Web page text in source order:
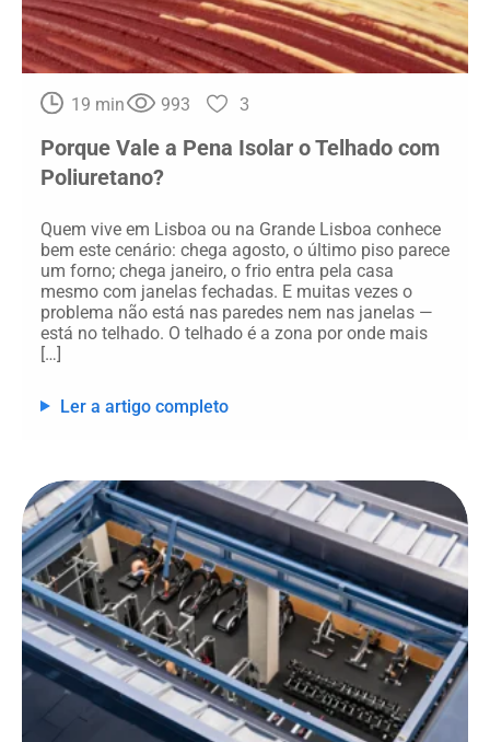
19 min 993 3
Porque Vale a Pena Isolar o Telhado com
Poliuretano?
Quem vive em Lisboa ou na Grande Lisboa conhece
bem este cenário: chega agosto, o último piso parece
um forno; chega janeiro, o frio entra pela casa
mesmo com janelas fechadas. E muitas vezes o
problema não está nas paredes nem nas janelas —
está no telhado. O telhado é a zona por onde mais
[…]
Ler a artigo completo